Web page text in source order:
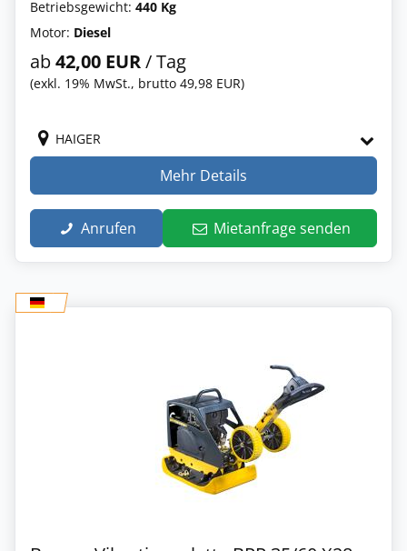
Betriebsgewicht: 440 Kg
Motor: Diesel
ab42,00 EUR/ Tag
(exkl. 19% MwSt., brutto 49,98 EUR)
HAIGER
Mehr Details
Anrufen Mietanfrage senden